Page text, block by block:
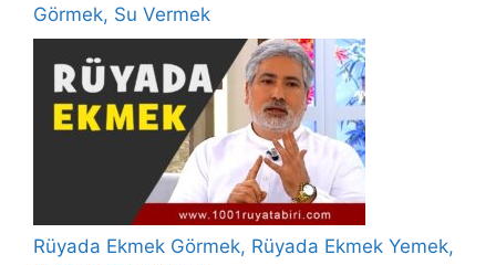
Görmek, Su Vermek
Rüyada Ekmek Görmek, Rüyada Ekmek Yemek,